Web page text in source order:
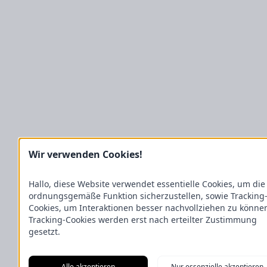
Wir verwenden Cookies!
Hallo, diese Website verwendet essentielle Cookies, um die
ordnungsgemäße Funktion sicherzustellen, sowie Tracking-
Cookies, um Interaktionen besser nachvollziehen zu
Tracking-Cookies werden erst nach erteilter Zustimmung
gesetzt.